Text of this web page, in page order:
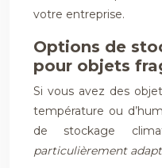
votre entreprise.
Options de
pour objets
Si vous avez des
température ou
de stockage
particulièrement